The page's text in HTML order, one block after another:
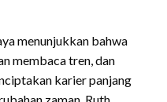
menunjukkan bahwa
membaca tren, dan
karier panjang